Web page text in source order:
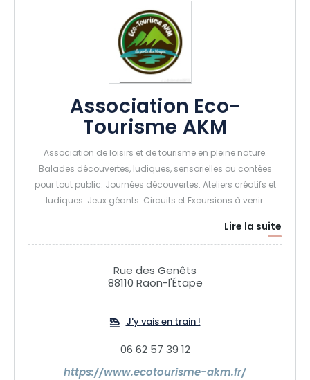
Association Éco-
Tourisme AKM
Association de loisirs et de tourisme en pleine nature.
Balades découvertes, ludiques, sensorielles ou contées
pour tout public. Journées découvertes. Ateliers créatifs et
ludiques. Jeux géants. Circuits et Excursions à venir.
Lire la suite
Rue des Genêts
88110 Raon-l'Étape
J'y vais en train !
06 62 57 39 12
https://www.ecotourisme-akm.fr/